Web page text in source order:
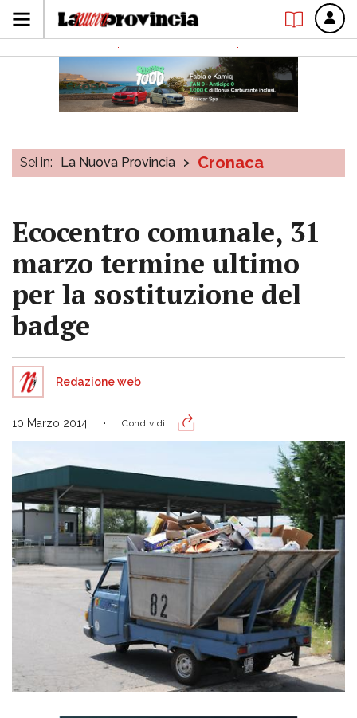
Sei in: La Nuova Provincia > Cronaca
Ecocentro comunale, 31
marzo termine ultimo
per la sostituzione del
badge
Redazione web
10 Marzo 2014 Condividi